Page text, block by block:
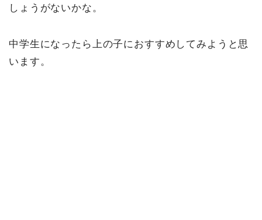
しょうがないかな。
中学生になったら上の子におすすめしてみようと思
います。